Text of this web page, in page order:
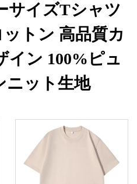
サイズTシャツ
トン 高品質カ
イン 100%ピュ
ニット生地